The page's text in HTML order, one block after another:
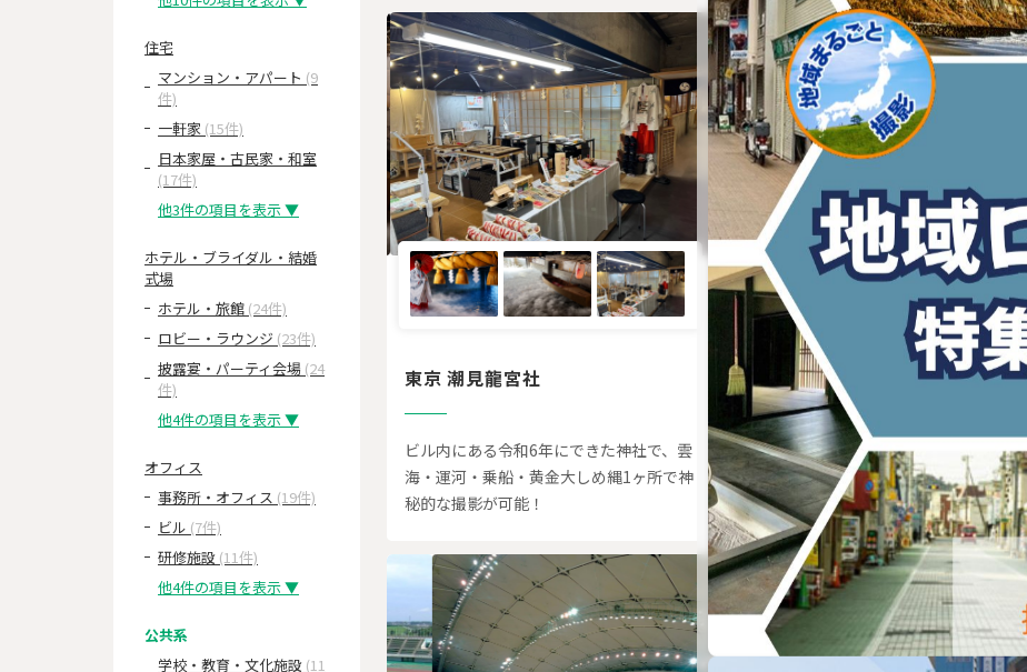
東京 潮見龍宮社
ビル内にある令和6年にできた神社で、雲
海・運河・乗船・黄金大しめ縄1ヶ所で神
秘的な撮影が可能！
鵠沼海浜公園 HUG-RIDE
PARK（ハグライドパーク）
都内から約70分で、海沿いの都市公園と
商業施設などで撮影可能！
住宅
マンション・アパート (9
件)
一軒家 (15件)
日本家屋・古民家・和室
(17件)
他3件の項目を表示 ▼
ホテル・ブライダル・結婚
式場
ホテル・旅館 (24件)
ロビー・ラウンジ (23件)
披露宴・パーティ会場 (24
件)
他4件の項目を表示 ▼
オフィス
事務所・オフィス (19件)
ビル (7件)
研修施設 (11件)
他4件の項目を表示 ▼
公共系
学校・教育・文化施設 (11